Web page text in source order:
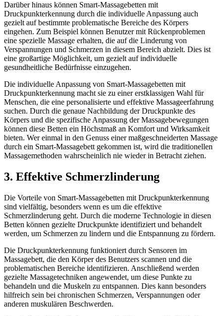
Darüber hinaus können Smart-Massagebetten mit
Druckpunkterkennung durch die individuelle Anpassung auch
gezielt auf bestimmte problematische Bereiche des Körpers
eingehen. Zum Beispiel können Benutzer mit Rückenproblemen
eine spezielle Massage erhalten, die auf die Linderung von
Verspannungen und Schmerzen in diesem Bereich abzielt. Dies ist
eine großartige Möglichkeit, um gezielt auf individuelle
gesundheitliche Bedürfnisse einzugehen.
Die individuelle Anpassung von Smart-Massagebetten mit
Druckpunkterkennung macht sie zu einer erstklassigen Wahl für
Menschen, die eine personalisierte und effektive Massageerfahrung
suchen. Durch die genaue Nachbildung der Druckpunkte des
Körpers und die spezifische Anpassung der Massagebewegungen
können diese Betten ein Höchstmaß an Komfort und Wirksamkeit
bieten. Wer einmal in den Genuss einer maßgeschneiderten Massage
durch ein Smart-Massagebett gekommen ist, wird die traditionellen
Massagemethoden wahrscheinlich nie wieder in Betracht ziehen.
3. Effektive Schmerzlinderung
Die Vorteile von Smart-Massagebetten mit Druckpunkterkennung
sind vielfältig, besonders wenn es um die effektive
Schmerzlinderung geht. Durch die moderne Technologie in diesen
Betten können gezielte Druckpunkte identifiziert und behandelt
werden, um Schmerzen zu lindern und die Entspannung zu fördern.
Die Druckpunkterkennung funktioniert durch Sensoren im
Massagebett, die den Körper des Benutzers scannen und die
problematischen Bereiche identifizieren. Anschließend werden
gezielte Massagetechniken angewendet, um diese Punkte zu
behandeln und die Muskeln zu entspannen. Dies kann besonders
hilfreich sein bei chronischen Schmerzen, Verspannungen oder
anderen muskulären Beschwerden.